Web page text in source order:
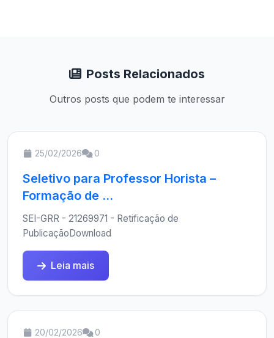
Posts Relacionados
Outros posts que podem te interessar
25/02/2026 0
Seletivo para Professor Horista –
Formação de ...
SEI-GRR - 21269971 - Retificação de
PublicaçãoDownload
Leia mais
20/02/2026 0